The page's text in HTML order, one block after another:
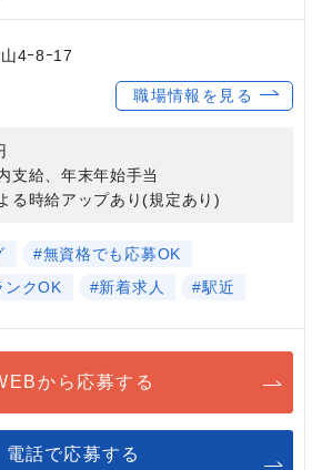
4ｰ8ｰ17
職場情報を見る
支給、年末年始手当
る時給アップあり(規定あり)
#無資格でも応募OK
ンクOK
#新着求人 #駅近
から応募する
電話で応募する